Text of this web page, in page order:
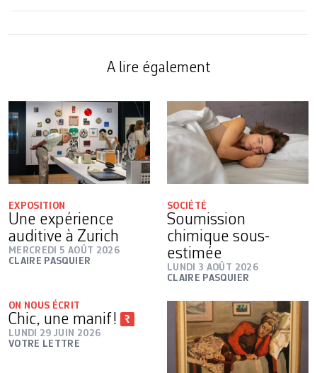
A lire également
EXPOSITION
Une expérience
auditive à Zurich
MERCREDI 5 AOÛT 2026
CLAIRE PASQUIER
SOCIÉTÉ
Soumission
chimique sous-
estimée
LUNDI 3 AOÛT 2026
CLAIRE PASQUIER
ON NOUS ÉCRIT
Chic, une manif!
LUNDI 29 JUIN 2026
VOTRE LETTRE